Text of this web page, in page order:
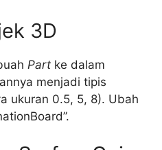
3D
Part ke dalam
menjadi tipis
ukuran 0.5, 5, 8). Ubah